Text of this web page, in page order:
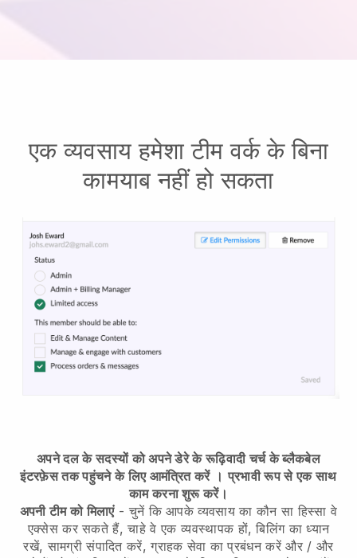
एक व्यवसाय हमेशा टीम वर्क के बिना
कामयाब नहीं हो सकता
अपने दल के सदस्यों को अपने डेरे के रूढ़िवादी चर्च के ब्लैकबेल
इंटरफ़ेस तक पहुंचने के लिए आमंत्रित करें । प्रभावी रूप से एक साथ
काम करना शुरू करें।
अपनी टीम को मिलाएं- चुनें कि आपके व्यवसाय का कौन सा हिस्सा वे
एक्सेस कर सकते हैं, चाहे वे एक व्यवस्थापक हों, बिलिंग का ध्यान
रखें, सामग्री संपादित करें, ग्राहक सेवा का प्रबंधन करें और / और